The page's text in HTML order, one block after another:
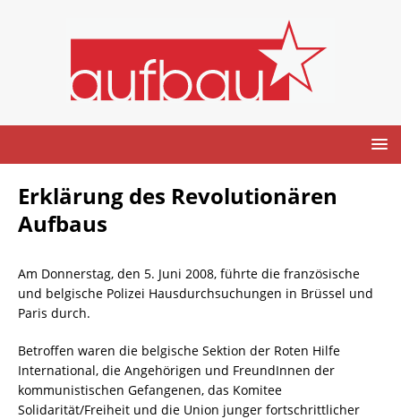
Erklärung des Revolutionären
Aufbaus
Am Donnerstag, den 5. Juni 2008, führte die französische
und belgische Polizei Hausdurchsuchungen in Brüssel und
Paris durch.
Betroffen waren die belgische Sektion der Roten Hilfe
International, die Angehörigen und FreundInnen der
kommunistischen Gefangenen, das Komitee
Solidarität/Freiheit und die Union junger fortschrittlicher